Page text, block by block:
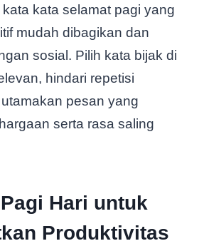
kata selamat pagi yang
mudah dibagikan dan
sosial. Pilih kata bijak di
hindari repetisi
pesan yang
serta rasa saling
Hari untuk
Produktivitas